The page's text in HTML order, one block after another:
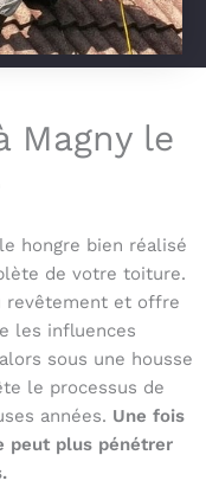
Magny le
hongre bien réalisé
de votre toiture.
revêtement et offre
les influences
sous une housse
le processus de
années. Une fois
peut plus pénétrer